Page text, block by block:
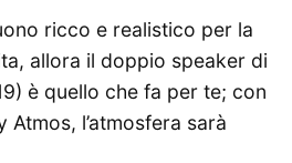
ricco e realistico per la
allora il doppio speaker di
è quello che fa per te; con
Atmos, l’atmosfera sarà